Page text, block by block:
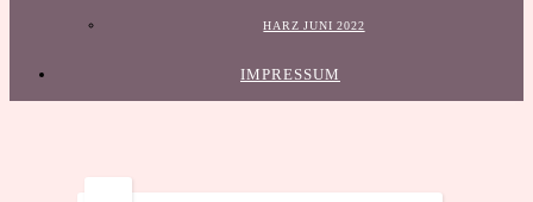
HARZ JUNI 2022
IMPRESSUM